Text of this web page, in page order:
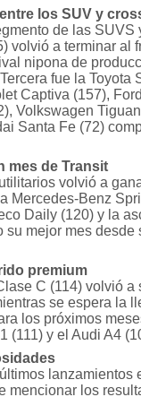
los SUV y
de las SUVS
volvió a terminar al
nipona de
fue la Toyota
Captiva (157),
Volkswagen
Santa Fe (72)
mes de Transit
volvió a
Mercedes-Benz
Daily (120) y la
su mejor mes desde
premium
C (114) volvió a
se espera la
los próximos
(111) y el Audi A4
lanzamientos
mencionar los